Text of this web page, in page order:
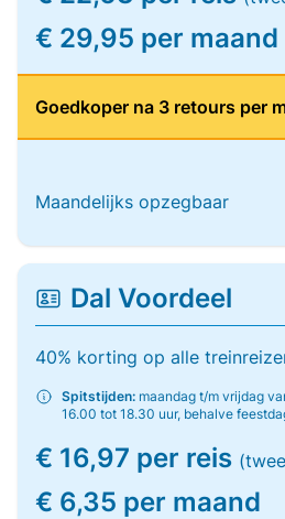
€ 29,95 per maand
Goedkoper na 3 retours per
Maandelijks opzegbaar
Dal Voordeel
40% korting op alle
Spitstijden: maandag t/m vrijdag
16.00 tot 18.30 uur, behalve
€ 16,97 per reis
€ 6,35 per maand